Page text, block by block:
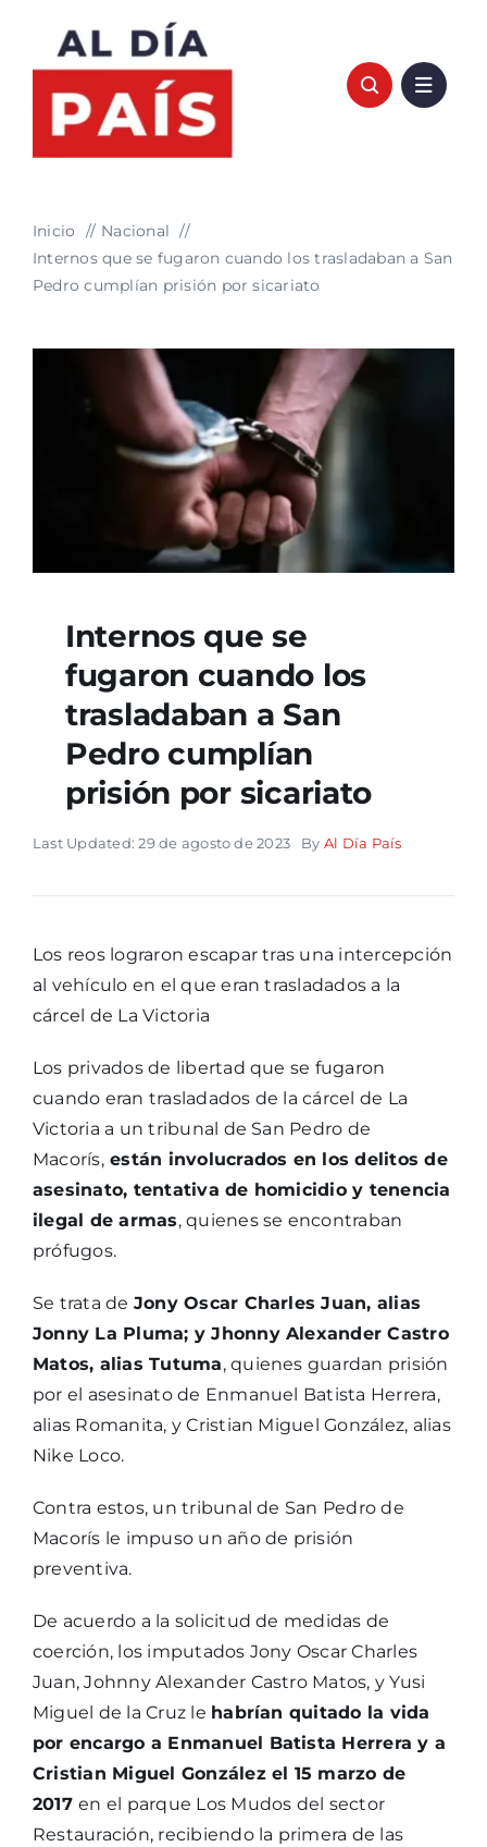
contenido
Inicio
Nacional
Internos que se fugaron cuando los trasladaban a San
Pedro cumplían prisión por sicariato
Internos que se
fugaron cuando los
trasladaban a San
Pedro cumplían
prisión por sicariato
Last Updated: 29 de agosto de 2023 By Al Día País
Los reos lograron escapar tras una intercepción
al vehículo en el que eran trasladados a la
cárcel de La Victoria
Los privados de libertad que se fugaron
cuando eran trasladados de la cárcel de La
Victoria a un tribunal de San Pedro de
Macorís,están involucrados en los delitos de
asesinato, tentativa de homicidio y tenencia
ilegal de armas, quienes se encontraban
prófugos.
Se trata de Jony Oscar Charles Juan, alias
Jonny La Pluma; y Jhonny Alexander Castro
Matos, alias Tutuma, quienes guardan prisión
por el asesinato de Enmanuel Batista Herrera,
alias Romanita, y Cristian Miguel González, alias
Nike Loco.
Contra estos, un tribunal de San Pedro de
Macorís le impuso un año de prisión
preventiva.
De acuerdo a la solicitud de medidas de
coerción, los imputados Jony Oscar Charles
Juan, Johnny Alexander Castro Matos, y Yusi
Miguel de la Cruz le habrían quitado la vida
por encargo a Enmanuel Batista Herrera y a
Cristian Miguel González el 15 marzo de
2017en el parque Los Mudos del sector
Restauración, recibiendo la primera de las